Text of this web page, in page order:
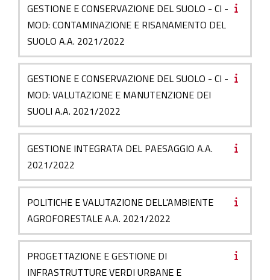
GESTIONE E CONSERVAZIONE DEL SUOLO - CI -
MOD: CONTAMINAZIONE E RISANAMENTO DEL
SUOLO A.A. 2021/2022
GESTIONE E CONSERVAZIONE DEL SUOLO - CI -
MOD: VALUTAZIONE E MANUTENZIONE DEI
SUOLI A.A. 2021/2022
GESTIONE INTEGRATA DEL PAESAGGIO A.A.
2021/2022
POLITICHE E VALUTAZIONE DELL'AMBIENTE
AGROFORESTALE A.A. 2021/2022
PROGETTAZIONE E GESTIONE DI
INFRASTRUTTURE VERDI URBANE E